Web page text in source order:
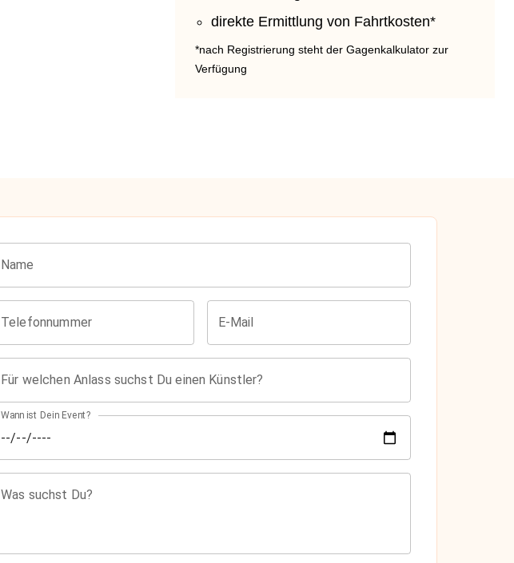
direkte Ermittlung von Fahrtkosten*
*nach Registrierung steht der Gagenkalkulator zur
Verfügung
Name
Telefonnummer E-Mail
Für welchen Anlass suchst Du einen Künstler?
Wann ist Dein Event?
Was suchst Du?